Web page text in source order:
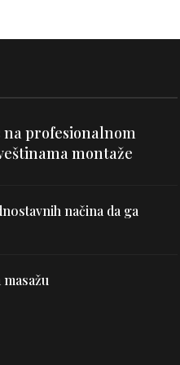
na profesionalnom
montaže
načina da ga